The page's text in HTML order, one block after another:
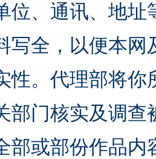
位、通讯、地
写全，以便本
性。代理部将
部门核实及调
部或部份作品